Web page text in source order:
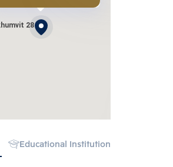
28
Educational Institution